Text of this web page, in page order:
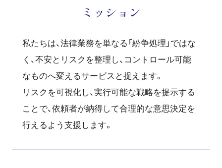
ミッション
私たちは、法律業務を単なる「紛争処理」ではな
く、不安とリスクを整理し、コントロール可能
なものへ変えるサービスと捉えます。
リスクを可視化し、実行可能な戦略を提示する
ことで、依頼者が納得して合理的な意思決定を
行えるよう支援します。